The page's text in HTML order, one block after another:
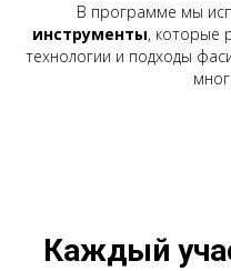
В программе мы
инструменты, которые
технологии и подходы
Каждый